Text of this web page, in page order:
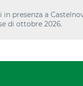
presenza a
di ottobre 2026.